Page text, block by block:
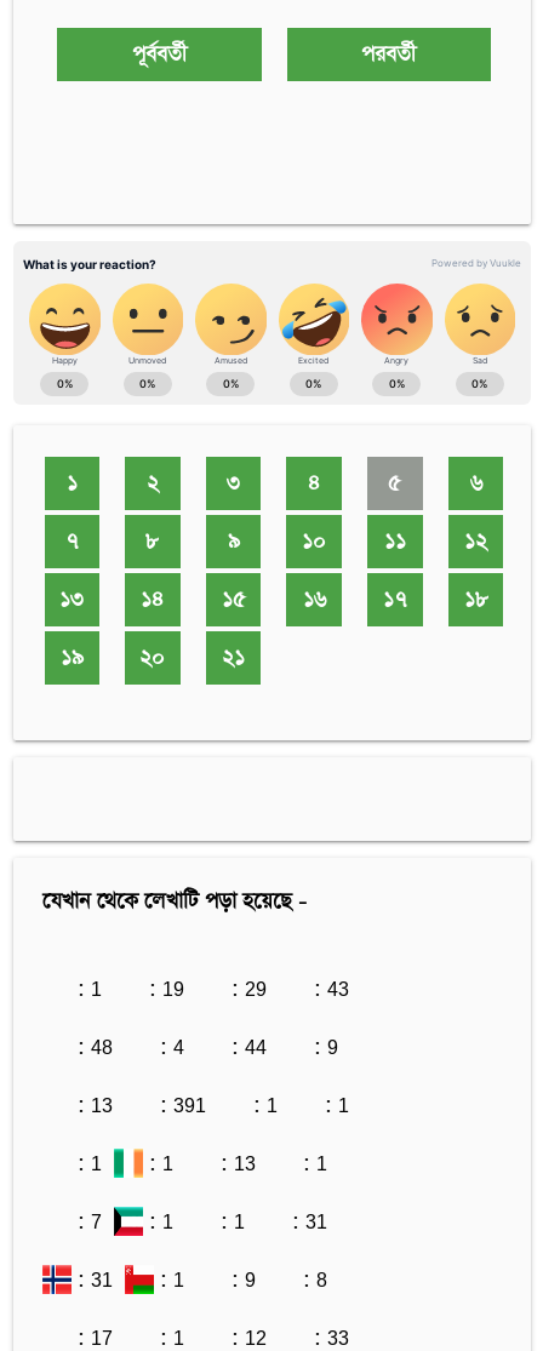
পূর্ববর্তী পরবর্তী
১ ২ ৩ ৪ ৫
৬
৭
৮ ৯ ১০ ১১
১২
১৩
১৪ ১৫ ১৬ ১৭
১৮
১৯
২০ ২১
যেখান থেকে লেখাটি পড়া হয়েছে -
: 1 : 19 : 29
: 43
: 48
: 4 : 44
: 9
: 13
: 391 : 1
: 1
: 1
: 1 : 13
: 1
: 7
: 1 : 1
: 31
: 31
: 1 : 9
: 8
: 17
: 1 : 12
: 33